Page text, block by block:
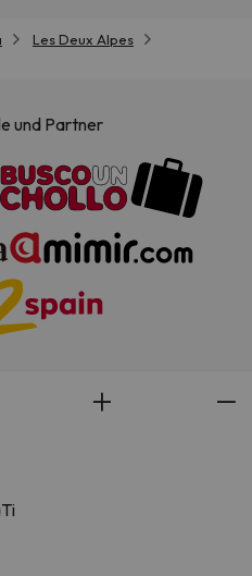
Les Deux Alpes
und Partner